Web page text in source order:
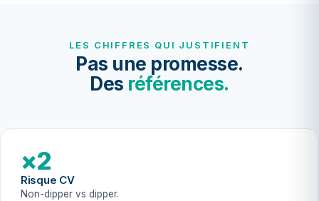
LES CHIFFRES QUI JUSTIFIENT
Pas une promesse.
Des références.
×2
Risque CV
Non-dipper vs dipper.